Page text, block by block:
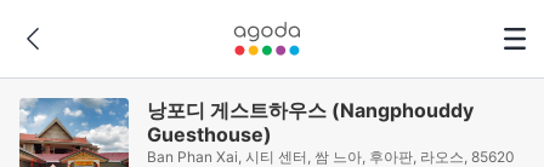
낭포디 게스트하우스 (Nangphouddy
Guesthouse)
Ban Phan Xai, 시티 센터, 쌈 느아, 후아판, 라오스, 85620